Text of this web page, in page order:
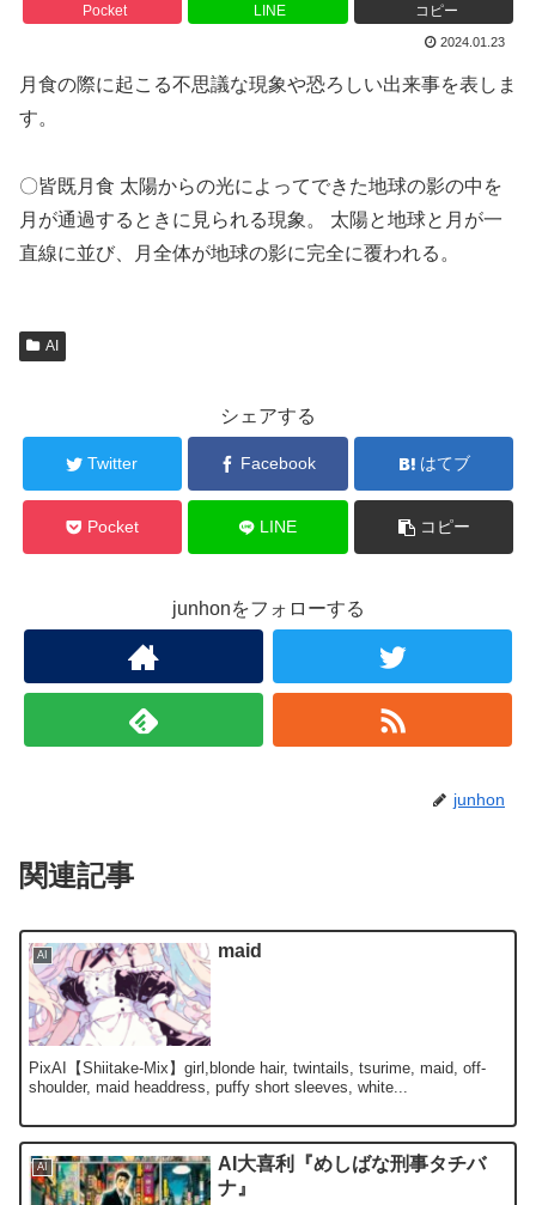
Pocket LINE コピー
2024.01.23
月食の際に起こる不思議な現象や恐ろしい出来事を表しま
す。
〇皆既月食 太陽からの光によってできた地球の影の中を
月が通過するときに見られる現象。 太陽と地球と月が一
直線に並び、月全体が地球の影に完全に覆われる。
AI
シェアする
Twitter Facebook はてブ
Pocket LINE コピー
junhonをフォローする
junhon
関連記事
AI maid
PixAI【Shiitake-Mix】girl,blonde hair, twintails, tsurime, maid, off-
shoulder, maid headdress, puffy short sleeves, white...
AI
AI大喜利『めしばな刑事タチバ
ナ』